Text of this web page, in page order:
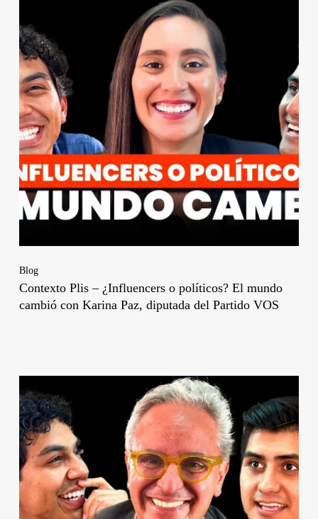
Blog
Contexto Plis – ¿Influencers o políticos? El mundo
cambió con Karina Paz, diputada del Partido VOS